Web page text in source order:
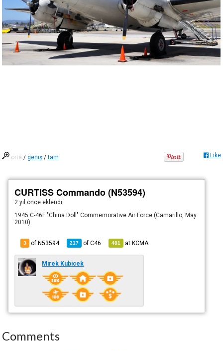
orta /geniş /tam Like
CURTISS Commando (N53594)
2 yıl önce eklendi
1945 C-46F "China Doll" Commemorative Air Force (Camarillo, May
2010)
3 of N53594 217 ofC46 481 atKCMA
Mirek Kubicek
Comments